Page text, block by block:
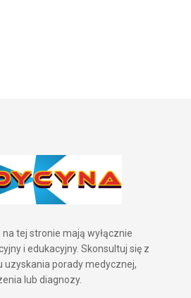
tej stronie mają wyłącznie
i edukacyjny. Skonsultuj się z
uzyskania porady medycznej,
lub diagnozy.